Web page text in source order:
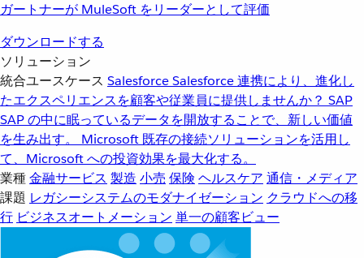
ガートナーが MuleSoft をリーダーとして評価
ダウンロードする
ソリューション
統合ユースケース SalesforceSalesforce 連携により、進化し
たエクスペリエンスを顧客や従業員に提供しませんか？ SAP
SAP の中に眠っているデータを開放することで、新しい価値
を生み出す。
Microsoft 既存の接続ソリューションを活用し
て、Microsoft への投資効果を最大化する。
業種金融サービス 製造 小売 保険 ヘルスケア 通信・メディア
課題 レガシーシステムのモダナイゼーション クラウドへの移
行 ビジネスオートメーション 単一の顧客ビュー